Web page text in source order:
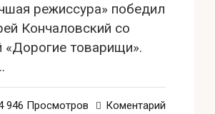
режиссура» победил
Кончаловский со
«Дорогие товарищи».
Коментарий
946 Просмотров